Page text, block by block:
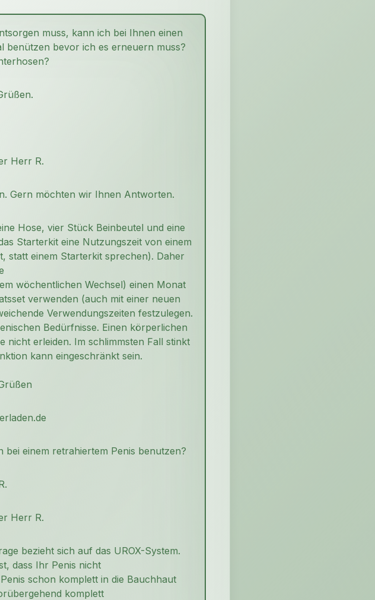
muss, kann ich bei Ihnen einen
benützen bevor ich es erneuern muss?
Herr R.
Gern möchten wir Ihnen Antworten.
Hose, vier Stück Beinbeutel und eine
Starterkit eine Nutzungszeit von einem
statt einem Starterkit sprechen). Daher
wöchentlichen Wechsel) einen Monat
verwenden (auch mit einer neuen
Verwendungszeiten festzulegen.
Bedürfnisse. Einen körperlichen
nicht erleiden. Im schlimmsten Fall stinkt
kann eingeschränkt sein.
einem retrahiertem Penis benutzen?
Herr R.
bezieht sich auf das UROX-System.
dass Ihr Penis nicht
schon komplett in die Bauchhaut
komplett